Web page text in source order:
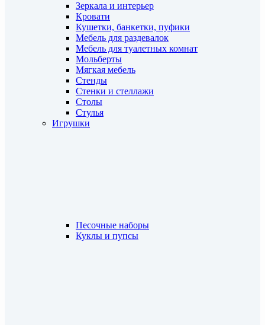
Зеркала и интерьер
Кровати
Кушетки, банкетки, пуфики
Мебель для раздевалок
Мебель для туалетных комнат
Мольберты
Мягкая мебель
Стенды
Стенки и стеллажи
Столы
Стулья
Игрушки
Песочные наборы
Куклы и пупсы